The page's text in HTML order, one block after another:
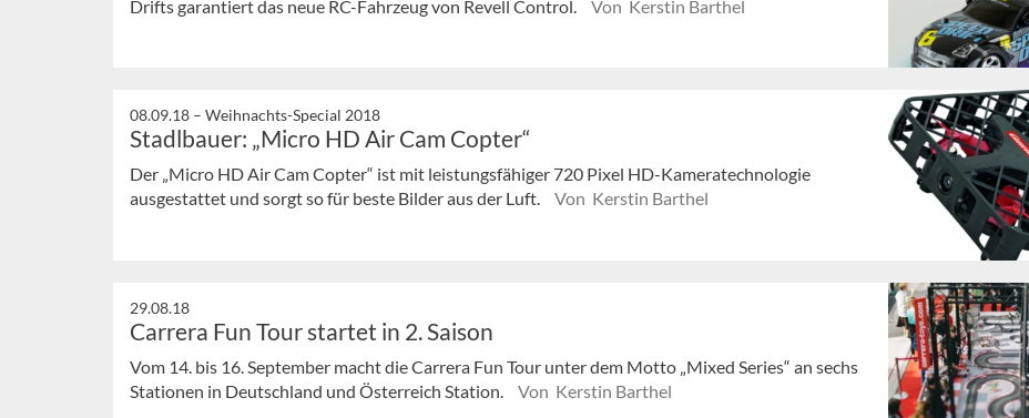
Drifts garantiert das neue RC-Fahrzeug von Revell Control.
Von Kerstin Barthel
08.09.18 – Weihnachts-Special 2018
Stadlbauer: „Micro HD Air Cam Copter“
Der „Micro HD Air Cam Copter“ ist mit leistungsfähiger 720 Pixel HD-Kameratechnologie
ausgestattet und sorgt so für beste Bilder aus der Luft.
Von Kerstin Barthel
29.08.18
Carrera Fun Tour startet in 2. Saison
Vom 14. bis 16. September macht die Carrera Fun Tour unter dem Motto „Mixed Series“ an sechs
Stationen in Deutschland und Österreich Station.
Von Kerstin Barthel